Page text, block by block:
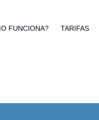
FUNCIONA? TARIFAS